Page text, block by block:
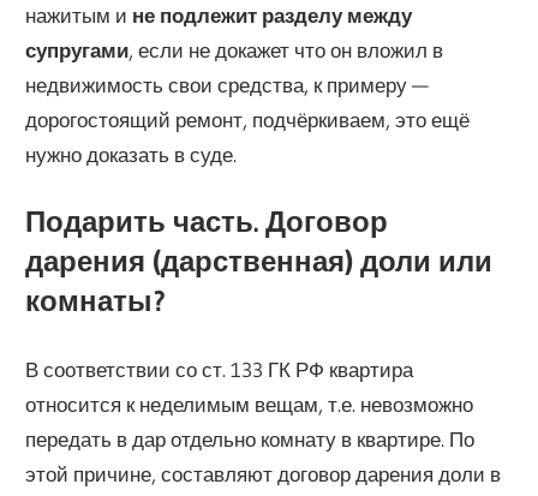
нажитым и не подлежит разделу между
супругами, если не докажет что он вложил в
недвижимость свои средства, к примеру —
дорогостоящий ремонт, подчёркиваем, это ещё
нужно доказать в суде.
Подарить часть. Договор
дарения (дарственная) доли или
комнаты?
В соответствии со ст. 133 ГК РФ квартира
относится к неделимым вещам, т.е. невозможно
передать в дар отдельно комнату в квартире. По
этой причине, составляют договор дарения доли в